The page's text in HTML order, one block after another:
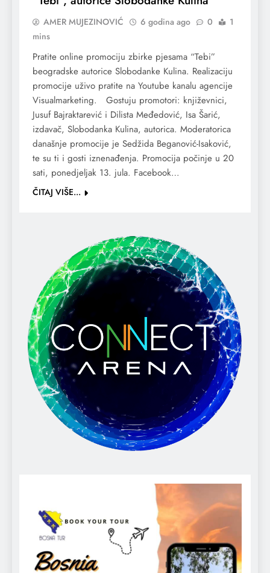
AMER MUJEZINOVIĆ 6 godina ago 0
1
mins
Pratite online promociju zbirke pjesama “Tebi”
beogradske autorice Slobodanke Kulina. Realizaciju
promocije uživo pratite na Youtube kanalu agencije
Visualmarketing. Gostuju promotori: književnici,
Jusuf Bajraktarević i Dilista Međedović, Isa Šarić,
izdavač, Slobodanka Kulina, autorica. Moderatorica
današnje promocije je Sedžida Beganović-Isaković,
te su ti i gosti iznenađenja. Promocija počinje u 20
sati, ponedjeljak 13. jula. Facebook…
ČITAJ VIŠE...